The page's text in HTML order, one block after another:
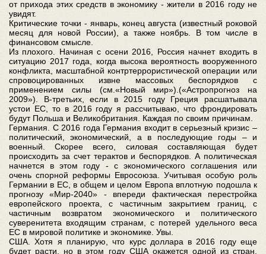
от прихода этих средств в экономику - жители в 2016 году не
увидят.
Критические точки - январь, конец августа (известный роковой
месяц для новой России), а также ноябрь. В том числе в
финансовом смысле.
Из плохого. Начиная с осени 2016, Россия начнет входить в
ситуацию 2017 года, когда высока вероятность вооруженного
конфликта, масштабной контртеррористической операции или
спровоцированных извне массовых беспорядков с
применением силы (см.«Новый мир»).(«Астропрогноз на
2009»). В-третьих, если в 2015 году Греция расшатывала
устои ЕС, то в 2016 году я рассчитываю, что фрондировать
будут Польша и Великобритания. Каждая по своим причинам.
Германия. С 2016 года Германия входит в серьезный кризис –
политический, экономический, а в последующие годы – и
военный. Скорее всего, силовая составляющая будет
происходить за счет терактов и беспорядков. А политическая
начнется в этом году - с экономического соглашения или
очень спорной реформы Евросоюза. Учитывая особую роль
Германии в ЕС, в общем и целом Европа вплотную подошла к
прогнозу «Мир-2040» - впереди фактическая перестройка
европейского проекта, с частичным закрытием границ, с
частичным возвратом экономического и политического
суверенитета входящим странам, с потерей удельного веса
ЕС в мировой политике и экономике. Увы.
США. Хотя я планирую, что курс доллара в 2016 году еще
будет расти, но в этом году США окажется одной из стран,